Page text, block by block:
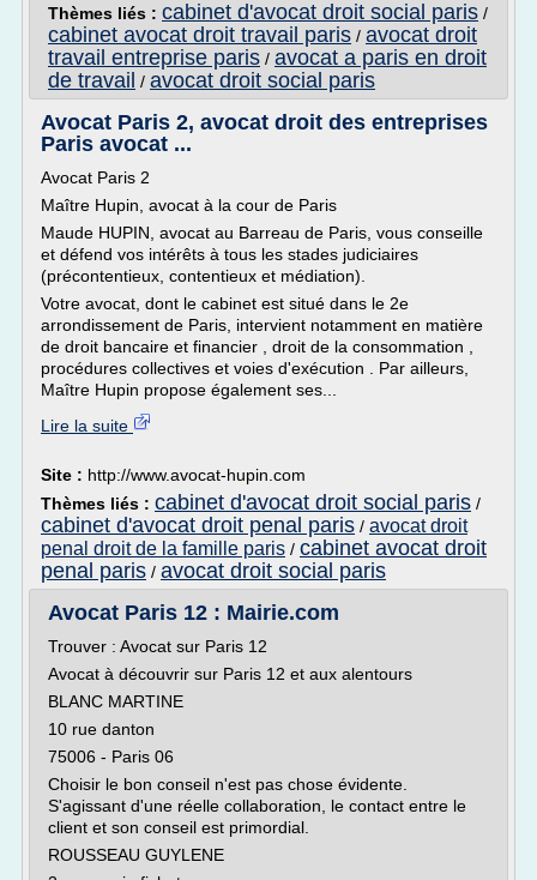
Thèmes liés : cabinet d'avocat droit social paris /
cabinet avocat droit travail paris / avocat droit
travail entreprise paris / avocat a paris en droit
de travail / avocat droit social paris
Avocat Paris 2, avocat droit des entreprises
Paris avocat ...
Avocat Paris 2
Maître Hupin, avocat à la cour de Paris
Maude HUPIN, avocat au Barreau de Paris, vous conseille
et défend vos intérêts à tous les stades judiciaires
(précontentieux, contentieux et médiation).
Votre avocat, dont le cabinet est situé dans le 2e
arrondissement de Paris, intervient notamment en matière
de droit bancaire et financier , droit de la consommation ,
procédures collectives et voies d'exécution . Par ailleurs,
Maître Hupin propose également ses...
Lire la suite
Site : http://www.avocat-hupin.com
Thèmes liés : cabinet d'avocat droit social paris /
cabinet d'avocat droit penal paris / avocat droit
penal droit de la famille paris / cabinet avocat droit
penal paris / avocat droit social paris
Avocat Paris 12 : Mairie.com
Trouver : Avocat sur Paris 12
Avocat à découvrir sur Paris 12 et aux alentours
BLANC MARTINE
10 rue danton
75006 - Paris 06
Choisir le bon conseil n'est pas chose évidente.
S'agissant d'une réelle collaboration, le contact entre le
client et son conseil est primordial.
ROUSSEAU GUYLENE